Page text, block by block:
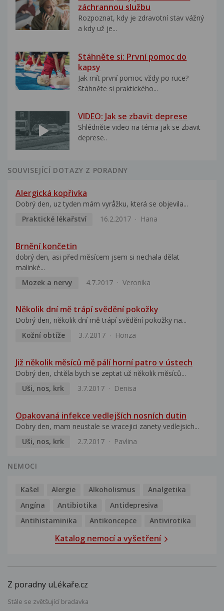
záchrannou službu
Rozpoznat, kdy je zdravotní stav vážný
a kdy už je...
Stáhněte si: První pomoc do
kapsy
Jak mít první pomoc vždy po ruce?
Stáhněte si praktického...
VIDEO: Jak se zbavit deprese
Shlédněte video na téma jak se zbavit
deprese..
SOUVISEJÍCÍ DOTAZY Z PORADNY
Alergická kopřivka
Dobrý den, uz tyden mám vyråžku, která se objevila...
Praktické lékařství
16.2.2017 Hana
Brnění končetin
dobrý den, asi před měsícem jsem si nechala dělat
malinké...
Mozek a nervy
4.7.2017 Veronika
Několik dní mě trápí svědění pokožky
Dobrý den, několik dní mě trápí svědění pokožky na...
Kožní obtíže
3.7.2017 Honza
Již několik měsíců mě pálí horní patro v ústech
Dobrý den, chtěla bych se zeptat už několik měsíců...
Uši, nos, krk
3.7.2017 Denisa
Opakovaná infekce vedlejších nosních dutin
Dobry den, mam neustale se vracejici zanety vedlejsich...
Uši, nos, krk
2.7.2017 Pavlina
NEMOCI
Kašel Alergie Alkoholismus
Analgetika
Angína
Antibiotika
Antidepresiva
Antihistaminika
Antikoncepce Antivirotika
Katalog nemocí a vyšetření
Z poradny uLékaře.cz
Stále se zvětšující bradavka